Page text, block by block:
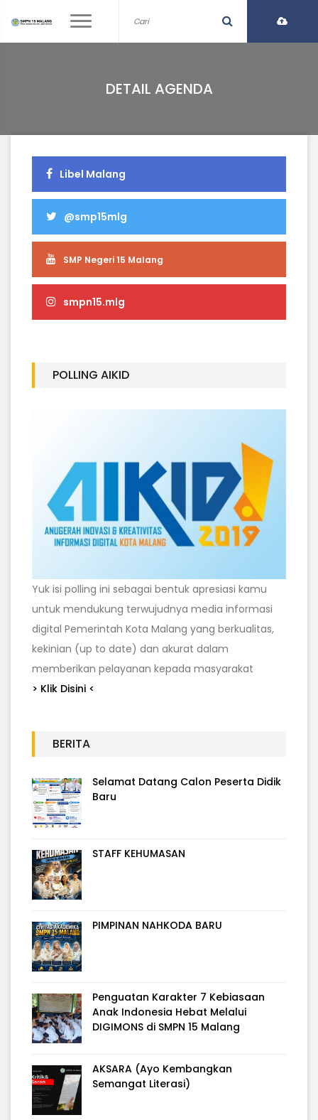
DETAIL AGENDA
Libel Malang
@smp15mlg
SMP Negeri 15 Malang
smpn15.mlg
POLLING AIKID
Yuk isi polling ini sebagai bentuk apresiasi kamu
untuk mendukung terwujudnya media informasi
digital Pemerintah Kota Malang yang berkualitas,
kekinian (up to date) dan akurat dalam
memberikan pelayanan kepada masyarakat
> Klik Disini <
BERITA
Selamat Datang Calon Peserta Didik
Baru
STAFF KEHUMASAN
PIMPINAN NAHKODA BARU
Penguatan Karakter 7 Kebiasaan
Anak Indonesia Hebat Melalui
DIGIMONS di SMPN 15 Malang
AKSARA (Ayo Kembangkan
Semangat Literasi)